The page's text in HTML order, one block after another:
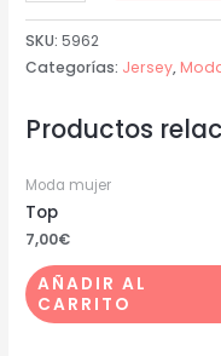
SKU:5962
Categorías: Jersey,
Productos
Moda mujer
Top
7,00€
AÑADIR AL
CARRITO